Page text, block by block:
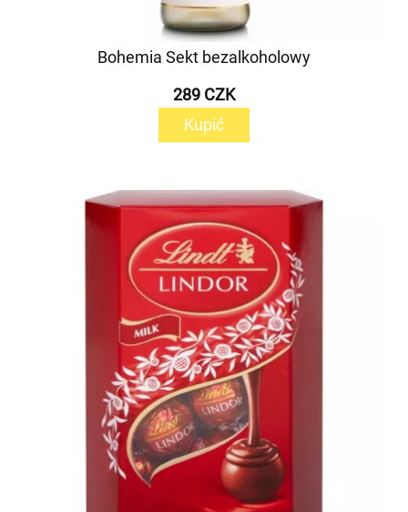
Bohemia Sekt bezalkoholowy
289 CZK
Kupić